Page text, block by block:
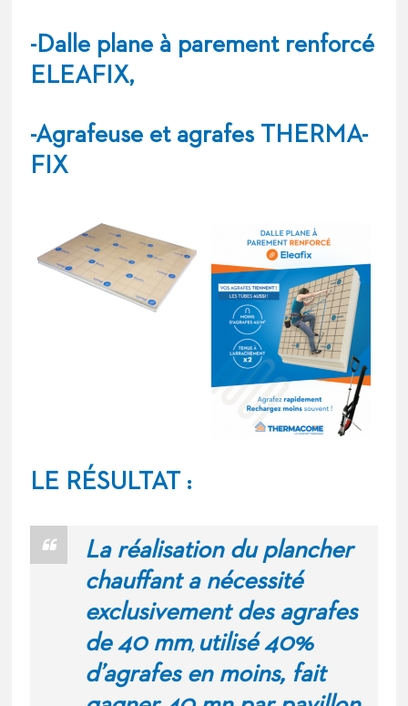
-Dalle plane à parement renforcé
ELEAFIX,
-Agrafeuse et agrafes THERMA-
FIX
LE RÉSULTAT :
La réalisation du plancher
chauffant a nécessité
exclusivement des agrafes
de 40 mm, utilisé 40%
d’agrafes en moins, fait